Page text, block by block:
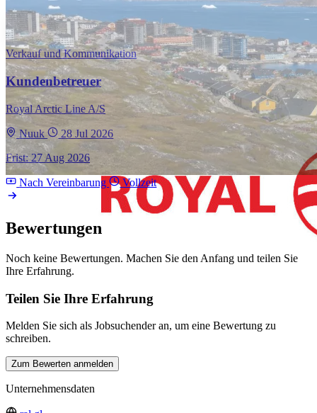
Verkauf und Kommunikation
Kundenbetreuer
Royal Arctic Line A/S
Nuuk
28 Jul 2026
Frist: 27 Aug 2026
Nach Vereinbarung Vollzeit
Bewertungen
Noch keine Bewertungen. Machen Sie den Anfang und teilen Sie
Ihre Erfahrung.
Teilen Sie Ihre Erfahrung
Melden Sie sich als Jobsuchender an, um eine Bewertung zu
schreiben.
Zum Bewerten anmelden
Unternehmensdaten